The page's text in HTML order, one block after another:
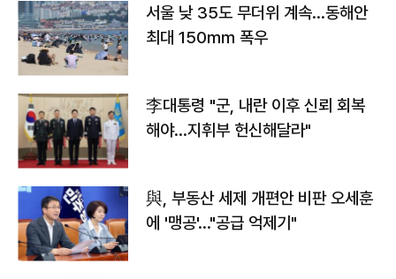
서울 낮 35도 무더위 계속…동해안
최대 150㎜ 폭우
李대통령 "군, 내란 이후 신뢰 회복
해야…지휘부 헌신해달라"
與, 부동산 세제 개편안 비판 오세훈
에 '맹공'…"공급 억제기"